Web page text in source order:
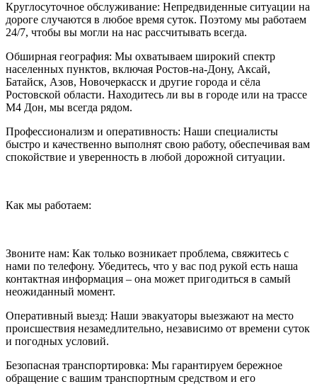
Круглосуточное обслуживание: Непредвиденные ситуации на
дороге случаются в любое время суток. Поэтому мы работаем
24/7, чтобы вы могли на нас рассчитывать всегда.
Обширная география: Мы охватываем широкий спектр
населенных пунктов, включая Ростов-на-Дону, Аксай,
Батайск, Азов, Новочеркасск и другие города и сёла
Ростовской области. Находитесь ли вы в городе или на трассе
М4 Дон, мы всегда рядом.
Профессионализм и оперативность: Наши специалисты
быстро и качественно выполнят свою работу, обеспечивая вам
спокойствие и уверенность в любой дорожной ситуации.
Как мы работаем:
Звоните нам: Как только возникает проблема, свяжитесь с
нами по телефону. Убедитесь, что у вас под рукой есть наша
контактная информация – она может пригодиться в самый
неожиданный момент.
Оперативный выезд: Наши эвакуаторы выезжают на место
происшествия незамедлительно, независимо от времени суток
и погодных условий.
Безопасная транспортировка: Мы гарантируем бережное
обращение с вашим транспортным средством и его